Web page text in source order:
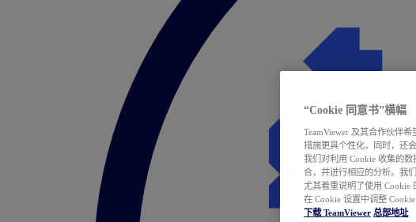
“Cookie 同意书”横幅
TeamViewer 及其合作伙伴
措施更具个性化，同时，还
我们对利用 Cookie 收集的
合，并进行相应的分析。我
尤其着重说明了使用 Cookie
在 Cookie 设置中调整 Cookie
下载 TeamViewer 总部地址